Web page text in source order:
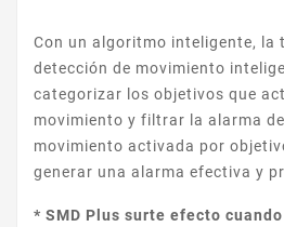
Con un algoritmo inteligente, la
detección de movimiento
categorizar los objetivos que
movimiento y filtrar la alarma
movimiento activada por
generar una alarma efectiva y
* SMD Plus surte efecto